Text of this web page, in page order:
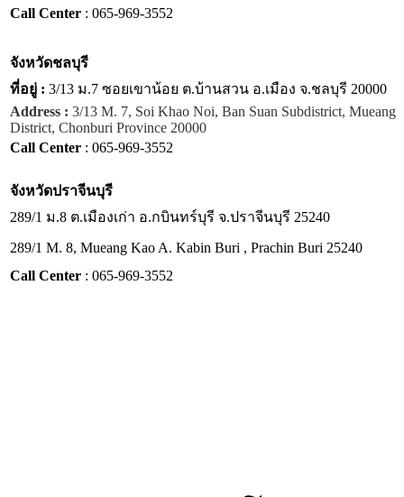
Call Center : 065-969-3552
จังหวัดชลบุรี
ที่อยู่ : 3/13 ม.7 ซอยเขาน้อย ต.บ้านสวน อ.เมือง จ.ชลบุรี 20000
Address : 3/13 M. 7, Soi Khao Noi, Ban Suan Subdistrict, Mueang
District, Chonburi Province 20000
Call Center : 065-969-3552
จังหวัดปราจีนบุรี
289/1 ม.8 ต.เมืองเก่า อ.กบินทร์บุรี จ.ปราจีนบุรี 25240
289/1 M. 8, Mueang Kao A. Kabin Buri , Prachin Buri 25240
Call Center : 065-969-3552